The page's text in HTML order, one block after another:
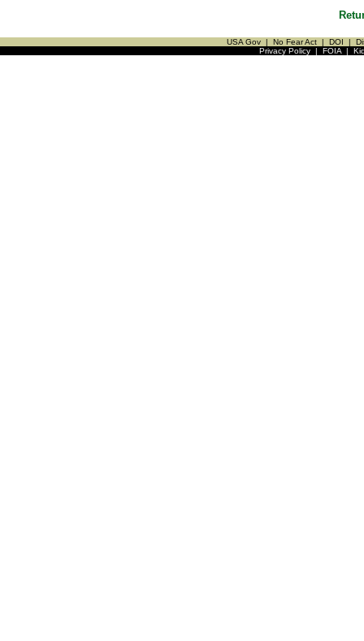
USA Gov | No Fear Act | DOI |
Privacy Policy| FOIA|